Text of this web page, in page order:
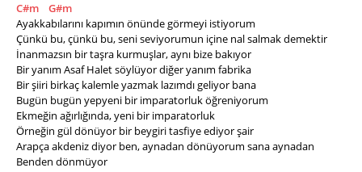
C#m
G#m
Ayakkabılarını kapımın önünde görmeyi istiyorum
Çünkü bu, çünkü bu, seni seviyorumun içine nal salmak demektir
İnanmazsın bir taşra kurmuşlar, aynı bize bakıyor
Bir yanım Asaf Halet söylüyor diğer yanım fabrika
Bir şiiri birkaç kalemle yazmak lazımdı geliyor bana
Bugün bugün yepyeni bir imparatorluk öğreniyorum
Ekmeğin ağırlığında, yeni bir imparatorluk
Örneğin gül dönüyor bir beygiri tasfiye ediyor şair
Arapça akdeniz diyor ben, aynadan dönüyorum sana aynadan
Benden dönmüyor